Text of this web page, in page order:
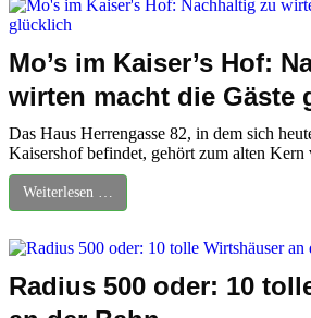
Mo’s im Kaiser’s Hof:
wirten macht die Gäste
Das Haus Herrengasse 82, in dem sich
Kaisershof befindet, gehört zum alten Kern
Weiterlesen …
Radius 500 oder: 10